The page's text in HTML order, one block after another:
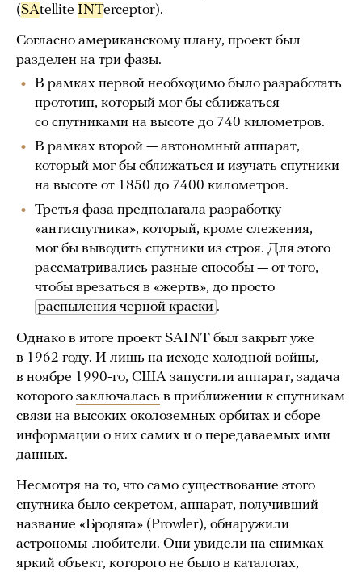
(SAtellite INTerceptor).
Согласно американскому плану, проект был
разделен на три фазы.
В рамках первой необходимо было разработать
прототип, который мог бы сближаться
со спутниками на высоте до 740 километров.
В рамках второй — автономный аппарат,
который мог бы сближаться и изучать спутники
на высоте от 1850 до 7400 километров.
Третья фаза предполагала разработку
«антиспутника», который, кроме слежения,
мог бы выводить спутники из строя. Для этого
рассматривались разные способы — от того,
чтобы врезаться в «жертв», до просто
распыления черной краски .
Однако в итоге проект SAINT был закрыт уже
в 1962 году. И лишь на исходе холодной войны,
в ноябре 1990-го, США запустили аппарат, задача
которого заключалась в приближении к спутникам
связи на высоких околоземных орбитах и сборе
информации о них самих и о передаваемых ими
данных.
Несмотря на то, что само существование этого
спутника было секретом, аппарат, получивший
название «Бродяга» (Prowler), обнаружили
астрономы-любители. Они увидели на снимках
яркий объект, которого не было в каталогах,